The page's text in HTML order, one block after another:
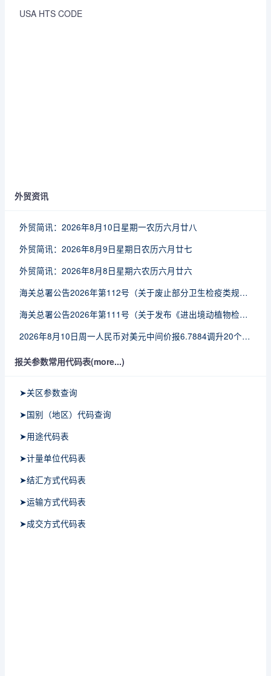
USA HTS CODE
外贸资讯
外贸简讯：2026年8月10日星期一农历六月廿八
外贸简讯：2026年8月9日星期日农历六月廿七
外贸简讯：2026年8月8日星期六农历六月廿六
海关总署公告2026年第112号（关于废止部分卫生检疫类规范性文件的公告）
海关总署公告2026年第111号（关于发布《进出境动植物检疫处理监督管理工作规定》《进出境卫生处理监督管理工作规定》的公告）
2026年8月10日周一人民币对美元中间价报6.7884调升20个基点
报关参数常用代码表(more...)
➤关区参数查询
➤国别（地区）代码查询
➤用途代码表
➤计量单位代码表
➤结汇方式代码表
➤运输方式代码表
➤成交方式代码表